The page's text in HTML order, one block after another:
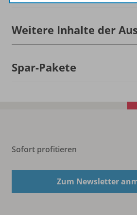
Weitere Inhalte der
Spar-Pakete
Sofort profitieren
Zum Newsletter